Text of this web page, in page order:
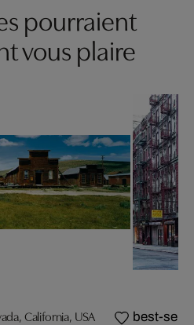
pourraient
vous plaire
California, USA best-